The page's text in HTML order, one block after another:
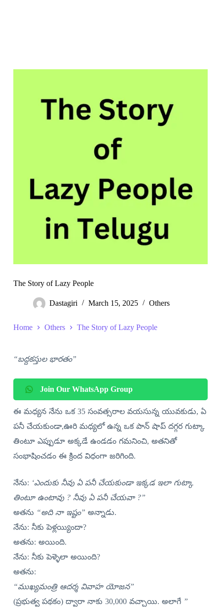
The Story of Lazy People
Dastagiri March 15, 2025 Others
Home Others The Story of Lazy People
“బద్దకస్తుల భారతం”
Join Our WhatsApp Group
ఈ మధ్యన నేను ఒక 35 సంవత్సరాల వయసున్న యువకుడు, ఏ
పనీ చేయకుండా,ఊరి మధ్యలో ఉన్న ఒక పాన్ షాప్ దగ్గర గుట్కా
తింటూ ఎప్పుడూ అక్కడే ఉండడం గమనించి, అతనితో
సంభాషించడం ఈ క్రింద విధంగా జరిగింది.
నేను: ‘ఎందుకు నీవు ఏ పనీ చేయకుండా ఇక్కడ ఇలా గుట్కా
తింటూ ఉంటావు ? నీవు ఏ పనీ చేయవా ?”
అతను “అది నా ఇష్టం” అన్నాడు.
నేను: నీకు పెళ్లయ్యిందా?
అతను: అయింది.
నేను: నీకు పెళ్ళెలా అయింది?
అతను:
“ముఖ్యమంత్రి ఆదర్శ వివాహ యోజన”
(ప్రభుత్వ పథకం) ద్వారా నాకు 30,000 వచ్చాయి. అలాగే ”